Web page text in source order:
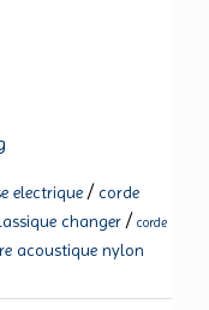
electrique /corde
changer / corde
acoustique nylon